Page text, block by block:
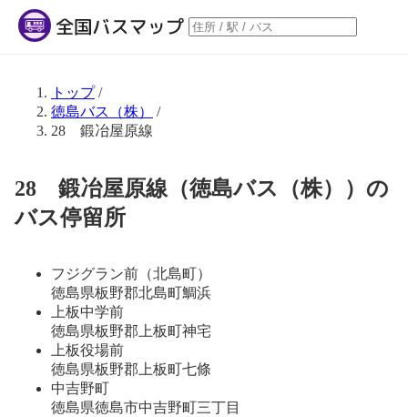
トップ/
徳島バス（株）
/
28 鍛冶屋原線
28 鍛冶屋原線（徳島バス（株））の
バス停留所
フジグラン前（北島町）
徳島県板野郡北島町鯛浜
上板中学前
徳島県板野郡上板町神宅
上板役場前
徳島県板野郡上板町七條
中吉野町
徳島県徳島市中吉野町三丁目